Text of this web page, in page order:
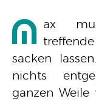
M ax
sacken
nichts
ganzen